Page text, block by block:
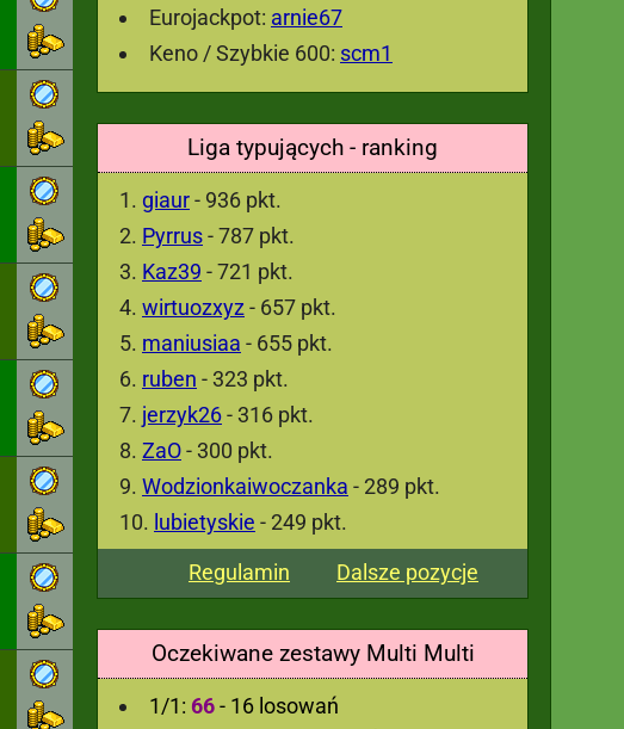
Eurojackpot: arnie67
Keno / Szybkie 600: scm1
Liga typujących - ranking
giaur- 936 pkt.
Pyrrus- 787 pkt.
Kaz39 - 721 pkt.
wirtuozxyz - 657 pkt.
maniusiaa - 655 pkt.
ruben - 323 pkt.
jerzyk26- 316 pkt.
ZaO- 300 pkt.
Wodzionkaiwoczanka - 289 pkt.
lubietyskie - 249 pkt.
Regulamin
Dalsze pozycje
Oczekiwane zestawy Multi Multi
1/1: 66- 16 losowań